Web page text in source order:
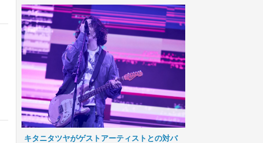
キタニタツヤがゲストアーティストとの対バ